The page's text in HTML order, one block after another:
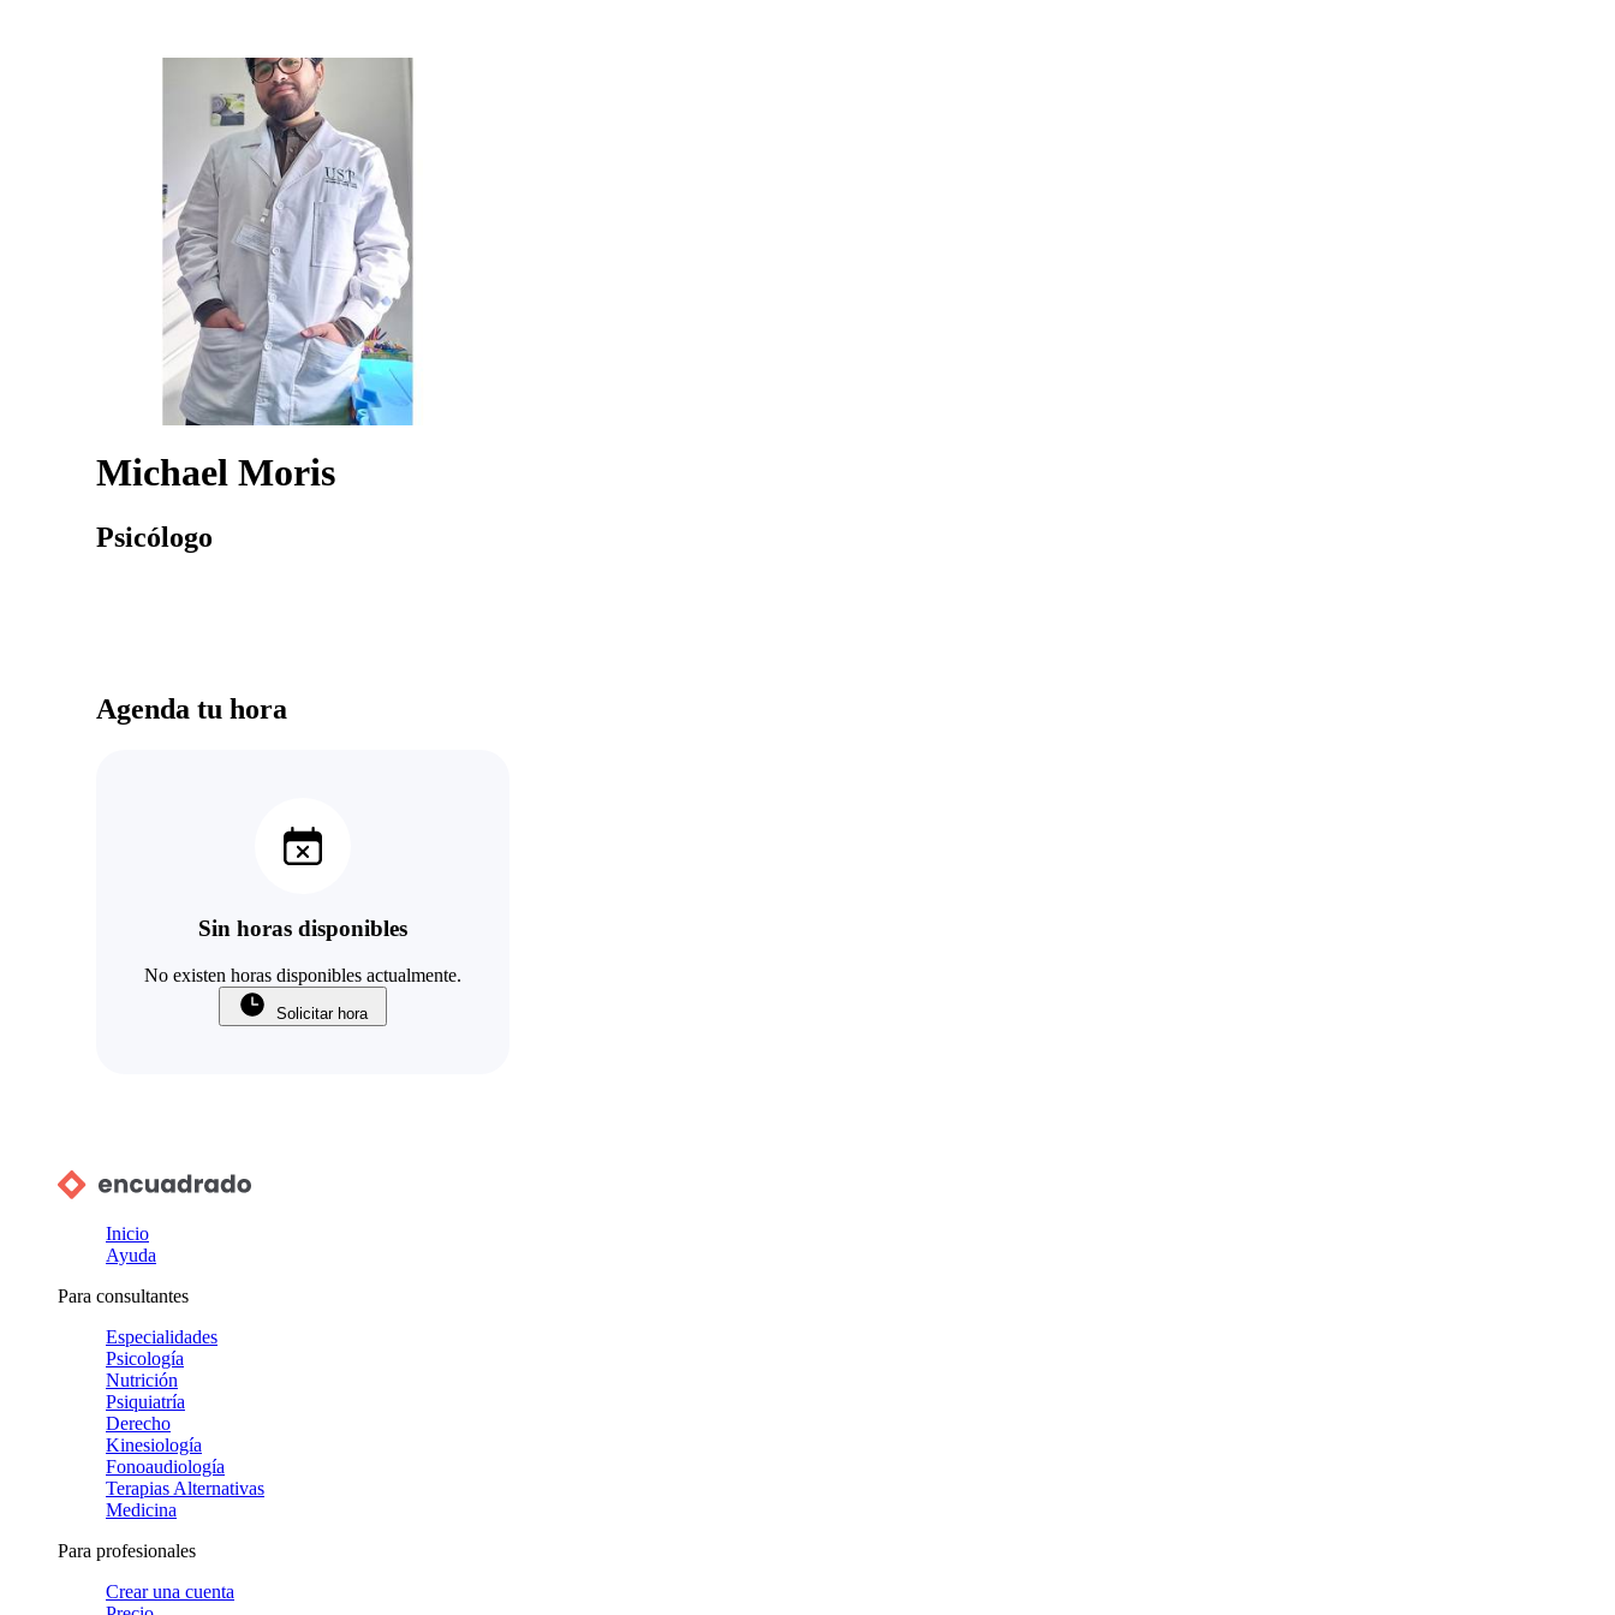
Michael Moris
Psicólogo
Agenda tu hora
Sin horas disponibles
No existen horas disponibles actualmente.
Solicitar hora
Inicio
Ayuda
Para consultantes
Especialidades
Psicología
Nutrición
Psiquiatría
Derecho
Kinesiología
Fonoaudiología
Terapias Alternativas
Medicina
Para profesionales
Crear una cuenta